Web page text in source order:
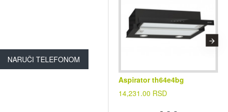
NARUČI TELEFONOM
Aspirator th64e4bg
14,231.00 RSD